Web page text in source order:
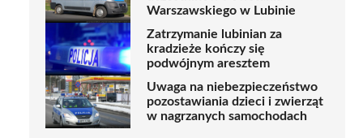
Warszawskiego w Lubinie
Zatrzymanie lubinian za
kradzieże kończy się
podwójnym aresztem
Uwaga na niebezpieczeństwo
pozostawiania dzieci i zwierząt
w nagrzanych samochodach